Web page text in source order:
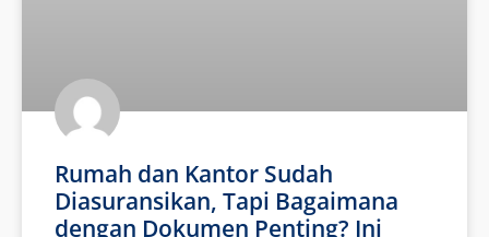
Rumah dan Kantor Sudah
Diasuransikan, Tapi Bagaimana
dengan Dokumen Penting? Ini